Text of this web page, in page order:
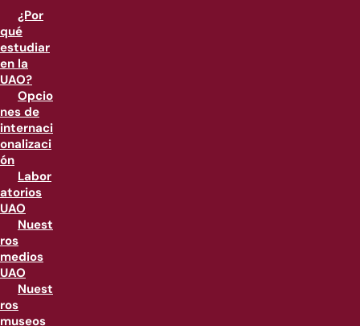
¿Por
qué
estudiar
en la
UAO?
Opcio
nes de
internaci
onalizaci
ón
Labor
atorios
UAO
Nuest
ros
medios
UAO
Nuest
ros
museos